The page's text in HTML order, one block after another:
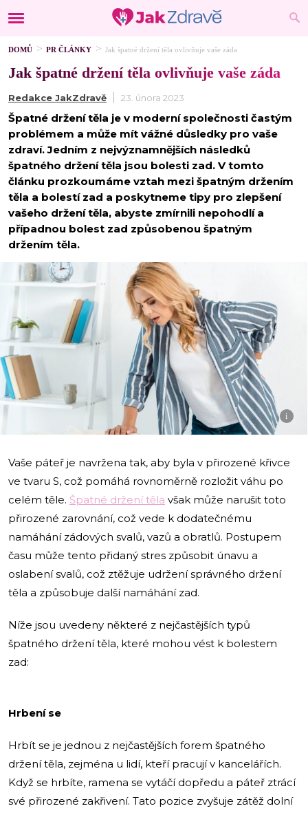
DOMŮ PR ČLÁNKY Jak špatné držení těla ovlivňuje vaše záda
Jak špatné držení těla ovlivňuje vaše záda
Redakce JakZdravě 23. února 2023
Špatné držení těla je v moderní společnosti častým
problémem a může mít vážné důsledky pro vaše
zdraví. Jedním z nejvýznamnějších následků
špatného držení těla jsou bolesti zad. V tomto
článku prozkoumáme vztah mezi špatným držením
těla a bolestí zad a poskytneme tipy pro zlepšení
vašeho držení těla, abyste zmírnili nepohodlí a
případnou bolest zad způsobenou špatným
držením těla.
i
Vaše páteř je navržena tak, aby byla v přirozené křivce
ve tvaru S, což pomáhá rovnoměrně rozložit váhu po
celém těle. Špatné držení těla však může narušit toto
přirozené zarovnání, což vede k dodatečnému
namáhání zádových svalů, vazů a obratlů. Postupem
času může tento přidaný stres způsobit únavu a
oslabení svalů, což ztěžuje udržení správného držení
těla a způsobuje další namáhání zad.
Níže jsou uvedeny některé z nejčastějších typů
špatného držení těla, které mohou vést k bolestem
zad:
Hrbení se
Hrbít se je jednou z nejčastějších forem špatného
držení těla, zejména u lidí, kteří pracují v kancelářích.
Když se hrbíte, ramena se vytáčí dopředu a páteř ztrácí
své přirozené zakřivení. Tato pozice zvyšuje zátěž dolní